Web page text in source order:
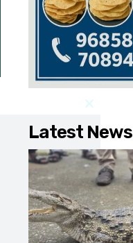
Latest News